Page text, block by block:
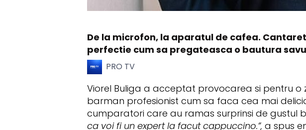
De la microfon, la aparatul de cafea.
perfectie cum sa pregateasca o bautura
PRO TV
Viorel Buliga a acceptat provocarea si pentru
barman profesionist cum sa faca cea mai
cumparatori care au ramas surprinsi de gustul
ca voi fi un expert la facut cappuccino.”, a spus